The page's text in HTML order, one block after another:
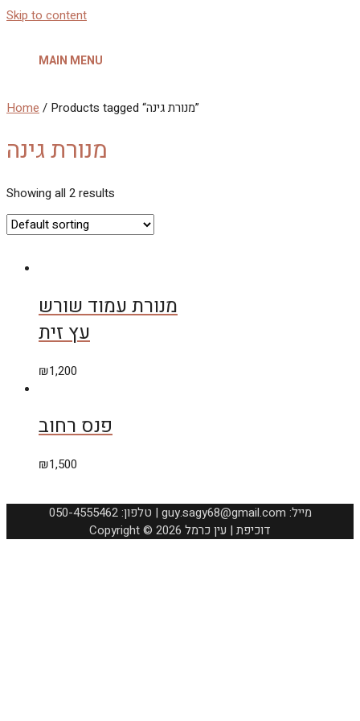
Skip to content
MAIN MENU
Home / Products tagged “מנורת גינה”
מנורת גינה
Showing all 2 results
מנורת עמוד שורש
עץ זית
₪1,200
פנס רחוב
₪1,500
050-4555462 :טלפון | guy.sagy68@gmail.com :מייל
Copyright © 2026 דוכיפת | עין כרמל